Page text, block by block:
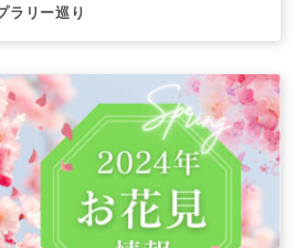
ラリー巡り